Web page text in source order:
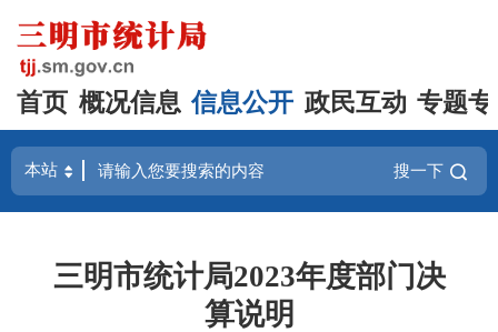
首页 概况信息 信息公开 政民互动 专题
搜一下
三明市统计局2023年度部门决
算说明